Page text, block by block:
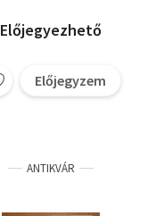
Előjegyezhető
Előjegyzem
ANTIKVÁR